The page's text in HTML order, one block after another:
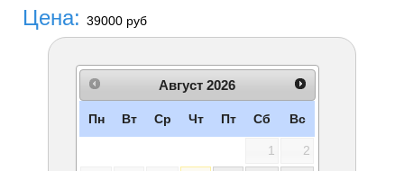
Цена: 39000 руб
Август 2026
Пн Вт Ср Чт Пт Сб Вс
1
2